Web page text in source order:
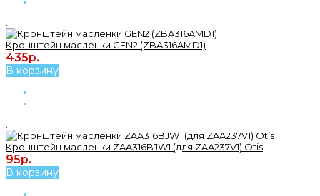
Кронштейн масленки GEN2 (ZBA316AMD1)
435р.
В корзину
Кронштейн масленки ZAA316BJW1 (для ZAA237V1) Otis
95р.
В корзину